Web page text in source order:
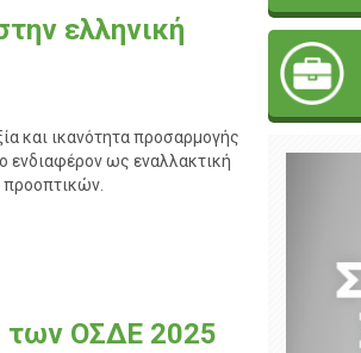
ελληνική
και ικανότητα προσαρμογής
ενδιαφέρον ως εναλλακτική
προοπτικών.
των ΟΣΔΕ 2025